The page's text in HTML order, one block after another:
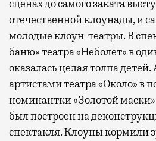
сценах до самого заката
отечественной клоунады, и
молодые клоун-театры. В
баню» театра «Неболет» в
оказалась целая толпа детей.
артистами театра «Около» в
номинантки «Золотой
был построен на
спектакля. Клоуны кормили